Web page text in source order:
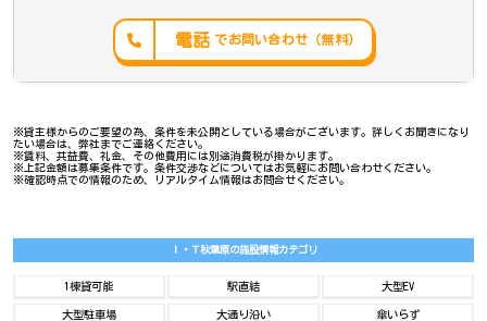
電話 でお問い合わせ（無料）
※貸主様からのご要望の為、条件を未公開としている場合がございます。詳しくお聞きになり
たい場合は、弊社までご連絡ください。
※賃料、共益費、礼金、その他費用には別途消費税が掛かります。
※上記金額は募集条件です。条件交渉などについてはお気軽にお問い合わせください。
※確認時点での情報のため、リアルタイム情報はお問合せください。
Ｉ・Ｔ秋葉原の施設情報カテゴリ
1棟貸可能 駅直結 大型EV
大型駐車場 大通り沿い 傘いらず